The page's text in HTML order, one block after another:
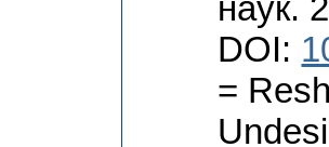
наук.
DOI:
=